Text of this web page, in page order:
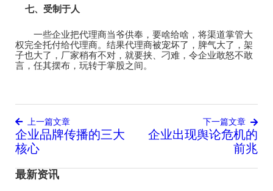
七、 受制于人
一些企业把代理商当爷供奉，要啥给啥，将渠道掌管大
权完全托付给代理商。结果代理商被宠坏了，脾气大了，架
子也大了，厂家稍有不对，就要挟、刁难，令企业敢怒不敢
言，任其摆布，玩转于掌股之间。
文
章
导
上一篇文章
企业品牌传播的三大
核心
下一篇文章
企业出现舆论危机的
前兆
最新资讯